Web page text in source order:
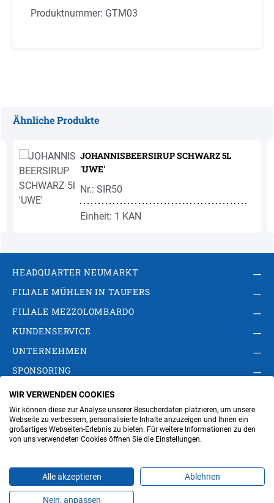
Produktnummer: GTM03
Ähnliche Produkte
JOHANNISBEERSIRUP SCHWARZ 5L
'UWE'
Nr.: SIR50
Einheit: 1 KAN
HEADQUARTER NEUMARKT
FILIALE MÜHLEN IN TAUFERS
FILIALE MEZZOLOMBARDO
KUNDENSERVICE
UNTERNEHMEN
SPONSORING
AGB Privacy Policy
Impressum
Cookie-Einstellungen ändern
Verwaltung
WIR VERWENDEN COOKIES
Wir können diese zur Analyse unserer Besucherdaten platzieren, um unsere
Webseite zu verbessern, personalisierte Inhalte anzuzeigen und Ihnen ein
großartiges Webseiten-Erlebnis zu bieten. Für weitere Informationen zu den
von uns verwendeten Cookies öffnen Sie die Einstellungen.
Alle akzeptieren Ablehnen
Nein, anpassen